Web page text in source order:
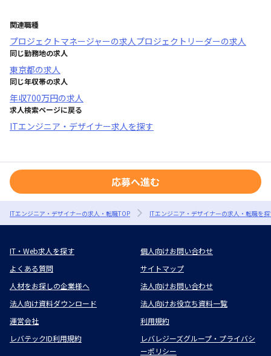
関連職種
プロジェクトマネージャーの求人プロジェクトリーダーの求人
同じ勤務地の求人
東京都の求人
同じ年収帯の求人
年収700万円の求人
求人検索ページに戻る
ITエンジニア・デザイナー求人を探す
応募へ進む
ITエンジニア・デザイナーの求人・転職TOP ITエンジニア・デザイナーの求人・転職を
IT・Web求人を探す
個人向けお問い合わせ
よくある質問
サイトマップ
人材をお探しの企業様へ
法人向けお問い合わせ
法人向け資料ダウンロード
法人向けお役立ち資料一覧
運営会社
利用規約
レバテックID利用規約
レバレジーズグループ・プライバシ
ーポリシー